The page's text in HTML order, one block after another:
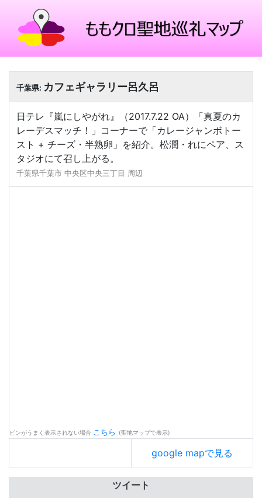
千葉県: カフェギャラリー呂久呂
日テレ『嵐にしやがれ』（2017.7.22 OA）「真夏のカ
レーデスマッチ！」コーナーで「カレージャンボトー
スト + チーズ・半熟卵」を紹介。松潤・れにペア、ス
タジオにて召し上がる。
千葉県千葉市 中央区中央三丁目 周辺
ピンがうまく表示されない場合 こちら (聖地マップで表示)
google mapで見る
ツイート